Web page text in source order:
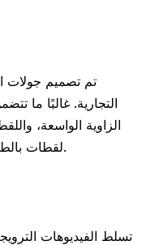
تم تصميم جولات
التجارية. غالبًا ما
الزاوية الواسعة،
لقطات بالطائرة بدون طيار للحصول على منظور فريد.
تسلط الفيديوهات